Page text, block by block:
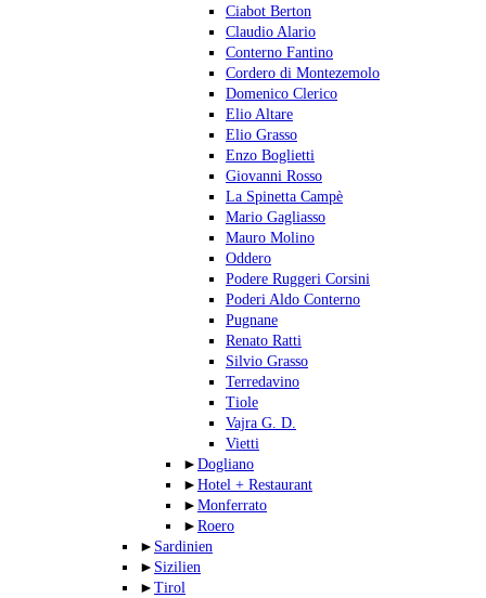
Ciabot Berton
Claudio Alario
Conterno Fantino
Cordero di Montezemolo
Domenico Clerico
Elio Altare
Elio Grasso
Enzo Boglietti
Giovanni Rosso
La Spinetta Campè
Mario Gagliasso
Mauro Molino
Oddero
Podere Ruggeri Corsini
Poderi Aldo Conterno
Pugnane
Renato Ratti
Silvio Grasso
Terredavino
Tiole
Vajra G. D.
Vietti
► Dogliano
► Hotel + Restaurant
► Monferrato
► Roero
► Sardinien
► Sizilien
► Tirol